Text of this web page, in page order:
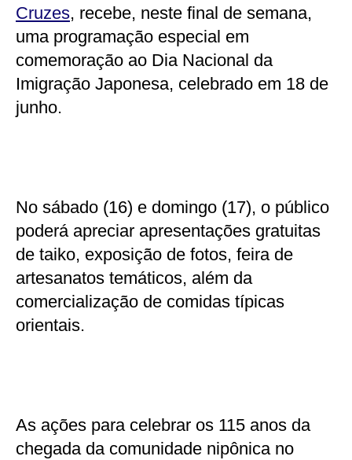
Cruzes, recebe, neste final de semana,
uma programação especial em
comemoração ao Dia Nacional da
Imigração Japonesa, celebrado em 18 de
junho.
No sábado (16) e domingo (17), o público
poderá apreciar apresentações gratuitas
de taiko, exposição de fotos, feira de
artesanatos temáticos, além da
comercialização de comidas típicas
orientais.
As ações para celebrar os 115 anos da
chegada da comunidade nipônica no